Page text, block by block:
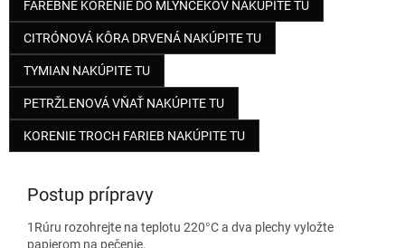
FAREBNÉ KORENIE DO MLYNČEKOV NAKÚPITE TU
CITRÓNOVÁ KÔRA DRVENÁ NAKÚPITE TU
TYMIAN NAKÚPITE TU
PETRŽLENOVÁ VŇAŤ NAKÚPITE TU
KORENIE TROCH FARIEB NAKÚPITE TU
Postup prípravy
1 Rúru rozohrejte na teplotu 220°C a dva plechy vyložte
papierom na pečenie.